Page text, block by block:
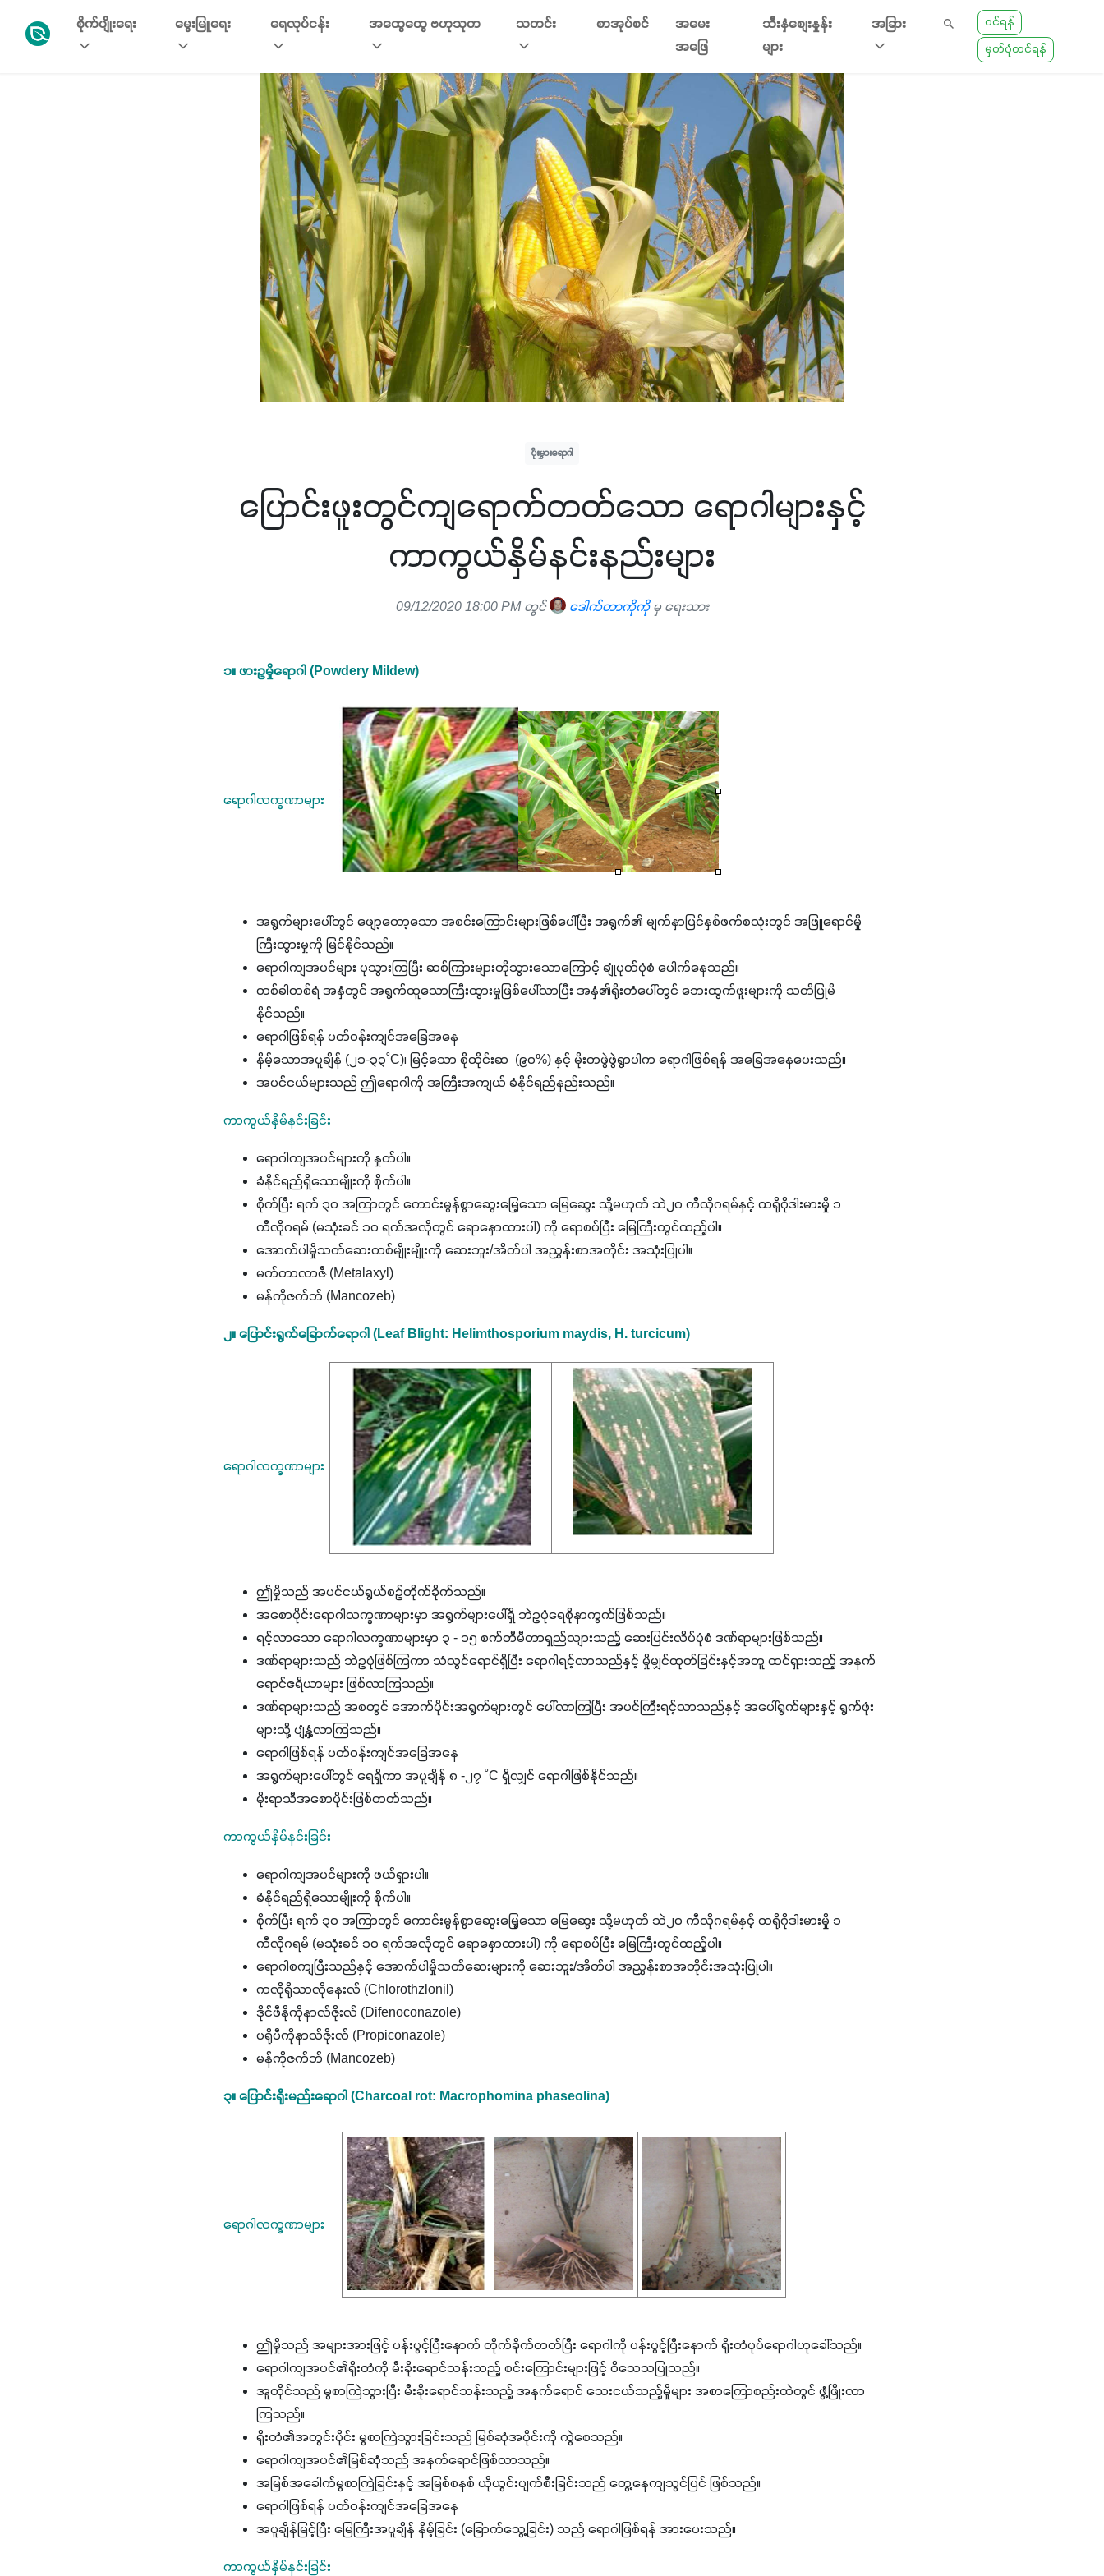
စိုက်ပျိုးရေး မွေးမြူရေး ရေလုပ်ငန်း အထွေထွေ ဗဟုသုတ သတင်း စာအုပ်စင်
အမေး
အဖြေ
သီးနှံစျေးနှုန်း
များ
အခြား
ဝင်ရန်
မှတ်ပုံတင်ရန်
ပိုးမွှားရောဂါ
ပြောင်းဖူးတွင်ကျရောက်တတ်သော ရောဂါများနှင့်
ကာကွယ်နှိမ်နင်းနည်းများ
09/12/2020 18:00 PM တွင် ဒေါက်တာကိုကိုမှ ရေးသား
၁။ ဖားဥမှိုရောဂါ (Powdery Mildew)
ရောဂါလက္ခဏာများ
အရွက်များပေါ်တွင် ဖျော့တော့သော အစင်းကြောင်းများဖြစ်ပေါ်ပြီး အရွက်၏ မျက်နှာပြင်နှစ်ဖက်စလုံးတွင် အဖြူရောင်မှို
ကြီးထွားမှုကို မြင်နိုင်သည်။
ရောဂါကျအပင်များ ပုသွားကြပြီး ဆစ်ကြားများတိုသွားသောကြောင့် ချုံပုတ်ပုံစံ ပေါက်နေသည်။
တစ်ခါတစ်ရံ အနှံတွင် အရွက်ထူသောကြီးထွားမှုဖြစ်ပေါ်လာပြီး အနှံ၏ရိုးတံပေါ်တွင် ဘေးထွက်ဖူးများကို သတိပြုမိ
နိုင်သည်။
ရောဂါဖြစ်ရန် ပတ်ဝန်းကျင်အခြေအနေ
နိမ့်သောအပူချိန် (၂၁-၃၃˚C)၊ မြင့်သော စိုထိုင်းဆ (၉၀%) နှင့် မိုးတဖွဲဖွဲရွာပါက ရောဂါဖြစ်ရန် အခြေအနေပေးသည်။
အပင်ငယ်များသည် ဤရောဂါကို အကြီးအကျယ် ခံနိုင်ရည်နည်းသည်။
ကာကွယ်နှိမ်နင်းခြင်း
ရောဂါကျအပင်များကို နှုတ်ပါ။
ခံနိုင်ရည်ရှိသောမျိုးကို စိုက်ပါ။
စိုက်ပြီး ရက် ၃၀ အကြာတွင် ကောင်းမွန်စွာဆွေးမြေ့သော မြေဆွေး သို့မဟုတ် သဲ၂၀ ကီလိုဂရမ်နှင့် ထရိုဂိုဒါးမားမှို ၁
ကီလိုဂရမ် (မသုံးခင် ၁၀ ရက်အလိုတွင် ရောနှောထားပါ) ကို ရောစပ်ပြီး မြေကြီးတွင်ထည့်ပါ။
အောက်ပါမှိုသတ်ဆေးတစ်မျိုးမျိုးကို ဆေးဘူး/အိတ်ပါ အညွှန်းစာအတိုင်း အသုံးပြုပါ။
မက်တာလာဇီ (Metalaxyl)
မန်ကိုဇက်ဘ် (Mancozeb)
၂။ ပြောင်းရွက်ခြောက်ရောဂါ (Leaf Blight: Helimthosporium maydis, H. turcicum)
ရောဂါလက္ခဏာများ
ဤမှိုသည် အပင်ငယ်ရွယ်စဉ်တိုက်ခိုက်သည်။
အစောပိုင်းရောဂါလက္ခဏာများမှာ အရွက်များပေါ်ရှိ ဘဲဥပုံရေစိုနာကွက်ဖြစ်သည်။
ရင့်လာသော ရောဂါလက္ခဏာများမှာ ၃ - ၁၅ စက်တီမီတာရှည်လျားသည့် ဆေးပြင်းလိပ်ပုံစံ ဒဏ်ရာများဖြစ်သည်။
ဒဏ်ရာများသည် ဘဲဥပုံဖြစ်ကြကာ သံလွင်ရောင်ရှိပြီး ရောဂါရင့်လာသည်နှင့် မှိုမျှင်ထုတ်ခြင်းနှင့်အတူ ထင်ရှားသည့် အနက်
ရောင်ဧရိယာများ ဖြစ်လာကြသည်။
ဒဏ်ရာများသည် အစတွင် အောက်ပိုင်းအရွက်များတွင် ပေါ်လာကြပြီး အပင်ကြီးရင့်လာသည်နှင့် အပေါ်ရွက်များနှင့် ရွက်ဖုံး
များသို့ ပျံ့နှံ့လာကြသည်။
ရောဂါဖြစ်ရန် ပတ်ဝန်းကျင်အခြေအနေ
အရွက်များပေါ်တွင် ရေရှိကာ အပူချိန် ၈ -၂၇ ˚C ရှိလျှင် ရောဂါဖြစ်နိုင်သည်။
မိုးရာသီအစောပိုင်းဖြစ်တတ်သည်။
ကာကွယ်နှိမ်နင်းခြင်း
ရောဂါကျအပင်များကို ဖယ်ရှားပါ။
ခံနိုင်ရည်ရှိသောမျိုးကို စိုက်ပါ။
စိုက်ပြီး ရက် ၃၀ အကြာတွင် ကောင်းမွန်စွာဆွေးမြေ့သော မြေဆွေး သို့မဟုတ် သဲ၂၀ ကီလိုဂရမ်နှင့် ထရိုဂိုဒါးမားမှို ၁
ကီလိုဂရမ် (မသုံးခင် ၁၀ ရက်အလိုတွင် ရောနှောထားပါ) ကို ရောစပ်ပြီး မြေကြီးတွင်ထည့်ပါ။
ရောဂါစကျပြီးသည်နှင့် အောက်ပါမှိုသတ်ဆေးများကို ဆေးဘူး/အိတ်ပါ အညွှန်းစာအတိုင်းအသုံးပြုပါ။
ကလိုရိုသာလိုနေးလ် (Chlorothzlonil)
ဒိုင်ဖီနိုကိုနာလ်ဇိုးလ် (Difenoconazole)
ပရိုပီကိုနာလ်ဇိုးလ် (Propiconazole)
မန်ကိုဇက်ဘ် (Mancozeb)
၃။ ပြောင်းရိုးမည်းရောဂါ (Charcoal rot: Macrophomina phaseolina)
ရောဂါလက္ခဏာများ
ဤမှိုသည် အများအားဖြင့် ပန်းပွင့်ပြီးနောက် တိုက်ခိုက်တတ်ပြီး ရောဂါကို ပန်းပွင့်ပြီးနောက် ရိုးတံပုပ်ရောဂါဟုခေါ်သည်။
ရောဂါကျအပင်၏ရိုးတံကို မီးခိုးရောင်သန်းသည့် စင်းကြောင်းများဖြင့် ဝိသေသပြုသည်။
အူတိုင်သည် မွစာကြဲသွားပြီး မီးခိုးရောင်သန်းသည့် အနက်ရောင် သေးငယ်သည့်မှိုများ အစာကြောစည်းထဲတွင် ဖွံ့ဖြိုးလာ
ကြသည်။
ရိုးတံ၏အတွင်းပိုင်း မွစာကြဲသွားခြင်းသည် မြစ်ဆုံအပိုင်းကို ကွဲစေသည်။
ရောဂါကျအပင်၏မြစ်ဆုံသည် အနက်ရောင်ဖြစ်လာသည်။
အမြစ်အခေါက်မွစာကြဲခြင်းနှင့် အမြစ်စနစ် ယိုယွင်းပျက်စီးခြင်းသည် တွေ့နေကျသွင်ပြင် ဖြစ်သည်။
ရောဂါဖြစ်ရန် ပတ်ဝန်းကျင်အခြေအနေ
အပူချိန်မြင့်ပြီး မြေကြီးအပူချိန် နိမ့်ခြင်း (ခြောက်သွေ့ခြင်း) သည် ရောဂါဖြစ်ရန် အားပေးသည်။
ကာကွယ်နှိမ်နင်းခြင်း